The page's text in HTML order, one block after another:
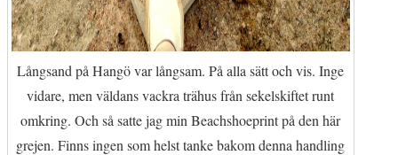
Långsand på Hangö var långsam. På alla sätt och vis. Inge
vidare, men väldans vackra trähus från sekelskiftet runt
omkring. Och så satte jag min Beachshoeprint på den här
grejen. Finns ingen som helst tanke bakom denna handling